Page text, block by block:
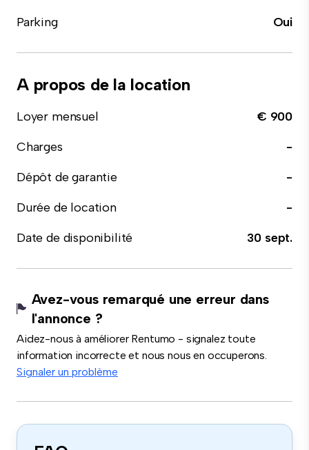
Parking
Oui
A propos de la location
Loyer mensuel
€ 900
Charges
-
Dépôt de garantie
-
Durée de location
-
Date de disponibilité
30 sept.
Avez-vous remarqué une erreur dans
l'annonce ?
Aidez-nous à améliorer Rentumo - signalez toute
information incorrecte et nous nous en occuperons.
Signaler un problème